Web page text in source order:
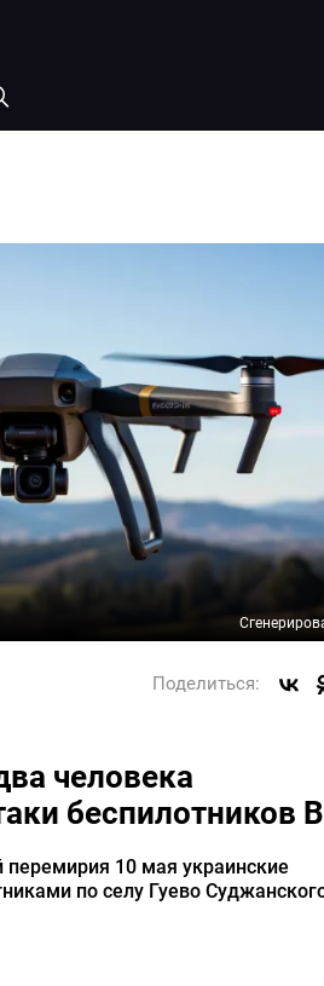
Поделиться:
человека
беспилотников
10 мая украинские
по селу Гуево